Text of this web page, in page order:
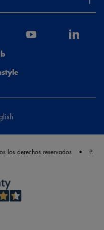
los derechos reservados
P.